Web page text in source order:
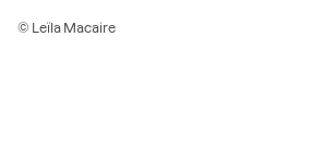
© Leïla Macaire